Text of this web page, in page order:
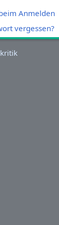
Anmelden
vergessen?